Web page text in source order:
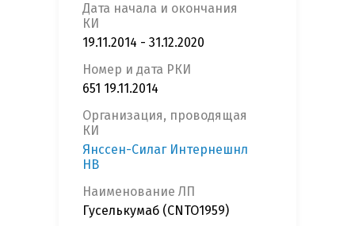
Дата начала и окончания
КИ
19.11.2014 - 31.12.2020
Номер и дата РКИ
651 19.11.2014
Организация, проводящая
КИ
Янссен-Силаг Интернешнл
НВ
Наименование ЛП
Гуселькумаб (CNTO1959)